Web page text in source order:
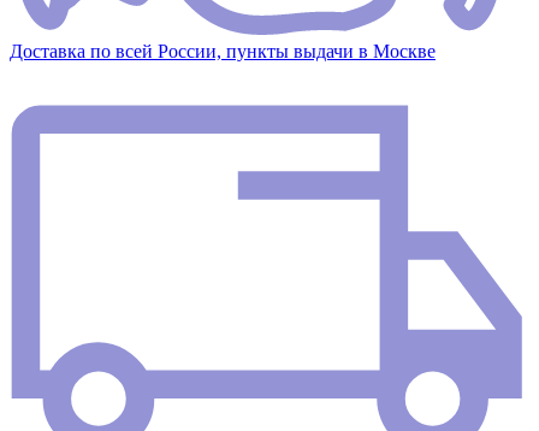
Доставка по всей России, пункты выдачи в Москве